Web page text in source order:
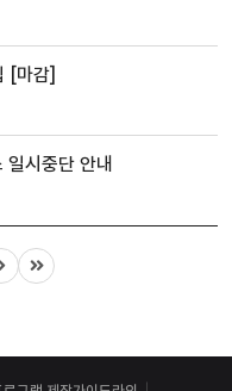
[마감]
일시중단 안내